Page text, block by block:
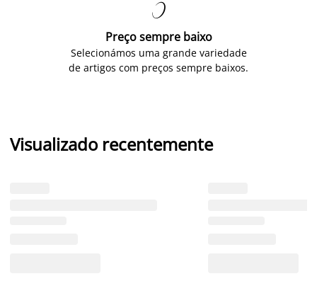

Preço sempre baixo
Selecionámos uma grande variedade
de artigos com preços sempre baixos.
Visualizado recentemente